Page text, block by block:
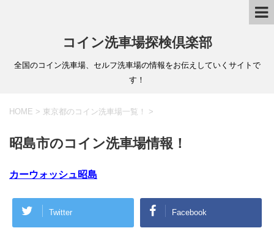
コイン洗車場探検倶楽部
全国のコイン洗車場、セルフ洗車場の情報をお伝えしていくサイトで
す！
HOME > 東京都のコイン洗車場一覧！ >
昭島市のコイン洗車場情報！
カーウォッシュ昭島
Twitter Facebook